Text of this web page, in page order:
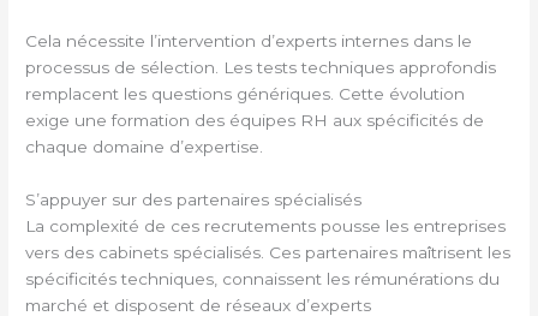
Cela nécessite l’intervention d’experts internes dans le
processus de sélection. Les tests techniques approfondis
remplacent les questions génériques. Cette évolution
exige une formation des équipes RH aux spécificités de
chaque domaine d’expertise.
S’appuyer sur des partenaires spécialisés
La complexité de ces recrutements pousse les entreprises
vers des cabinets spécialisés. Ces partenaires maîtrisent les
spécificités techniques, connaissent les rémunérations du
marché et disposent de réseaux d’experts